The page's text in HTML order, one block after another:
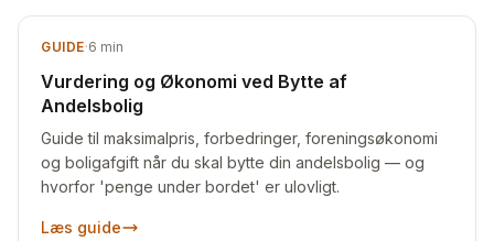
GUIDE·6 min
Vurdering og Økonomi ved Bytte af
Andelsbolig
Guide til maksimalpris, forbedringer, foreningsøkonomi
og boligafgift når du skal bytte din andelsbolig — og
hvorfor 'penge under bordet' er ulovligt.
Læs guide